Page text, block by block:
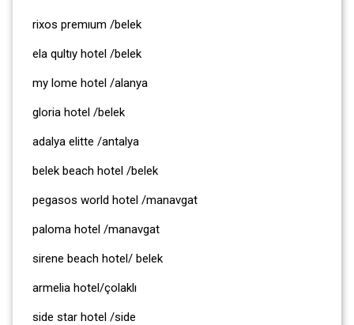
rixos premıum /belek
ela qultıy hotel /belek
my lome hotel /alanya
gloria hotel /belek
adalya elitte /antalya
belek beach hotel /belek
pegasos world hotel /manavgat
paloma hotel /manavgat
sirene beach hotel/ belek
armelia hotel/çolaklı
side star hotel /side